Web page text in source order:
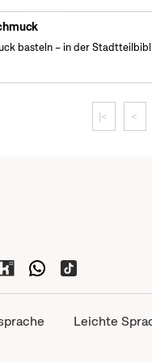
basteln – in der
|< <
Leichte